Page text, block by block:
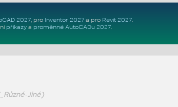
2027, pro Inventor 2027a pro Revit 2027.
příkazya proměnné AutoCADu 2027.
Jiné)